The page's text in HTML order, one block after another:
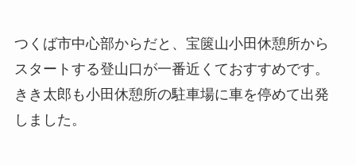
つくば市中心部からだと、宝篋山小田休憩所から
スタートする登山口が一番近くておすすめです。
きき太郎も小田休憩所の駐車場に車を停めて出発
しました。